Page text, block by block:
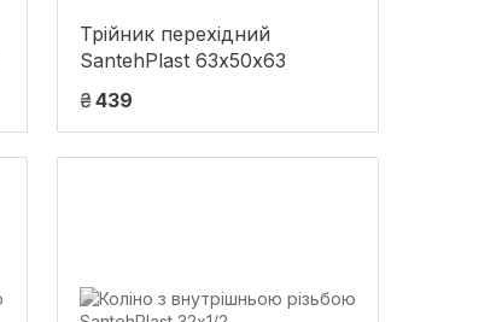
Трійник перехідний
SantehPlast 63х50х63
₴439